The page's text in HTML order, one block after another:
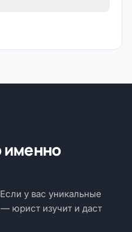
именно
у вас уникальные
юрист изучит и даст